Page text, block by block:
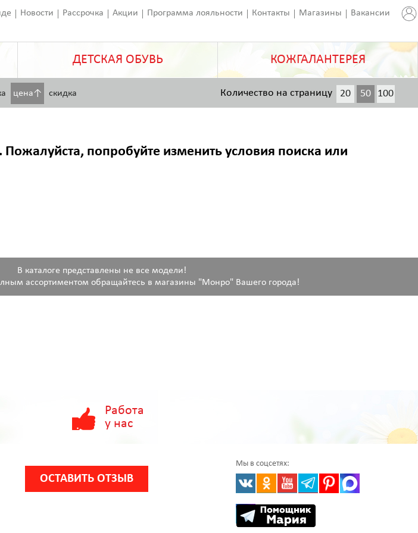
Новости Рассрочка Акции Программа лояльности Контакты Магазины Вакансии
ДЕТСКАЯ ОБУВЬ КОЖГАЛАНТЕРЕЯ
цена↑ скидка 20 50 100
Количество на страницу
попробуйте изменить условия поиска или
В каталоге представлены не все модели!
ассортиментом обращайтесь в магазины "Монро" Вашего города!
Работа
у нас
ОСТАВИТЬ ОТЗЫВ
Мы в соцсетях: